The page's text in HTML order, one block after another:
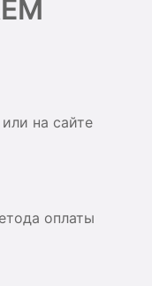
на сайте
оплаты